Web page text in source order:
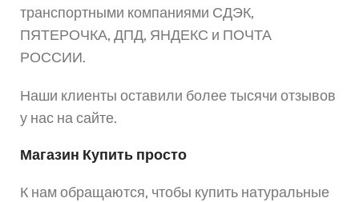
транспортными компаниями СДЭК,
ПЯТЕРОЧКА, ДПД, ЯНДЕКС и ПОЧТА
РОССИИ.
Наши клиенты оставили более тысячи отзывов
у нас на сайте.
Магазин Купить просто
К нам обращаются, чтобы купить натуральные